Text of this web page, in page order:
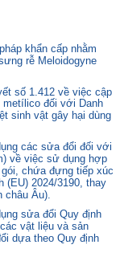
khẩn cấp nhằm
rễ Meloidogyne
số 1.412 về việc cập
metílico đối với Danh
sinh vật gây hại dùng
các sửa đổi đối với
về việc sử dụng hợp
chứa đựng tiếp xúc
2024/3190, thay
châu Âu).
sửa đổi Quy định
vật liệu và sản
dựa theo Quy định